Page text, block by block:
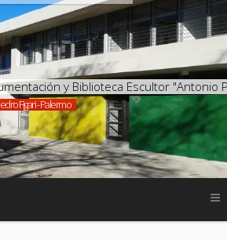
y Biblioteca Escultor "Antonio
Figari - Palermo